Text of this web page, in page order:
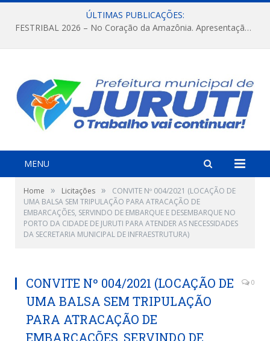
ÚLTIMAS PUBLICAÇÕES:
FESTRIBAL 2026 – No Coração da Amazônia. Apresentação da Munduruku.
MENU
Home » Licitações »
CONVITE Nº 004/2021 (LOCAÇÃO DE
UMA BALSA SEM TRIPULAÇÃO PARA ATRACAÇÃO DE
EMBARCAÇÕES, SERVINDO DE EMBARQUE E DESEMBARQUE NO
PORTO DA CIDADE DE JURUTI PARA ATENDER AS NECESSIDADES
DA SECRETARIA MUNICIPAL DE INFRAESTRUTURA)
CONVITE Nº 004/2021 (LOCAÇÃO DE
UMA BALSA SEM TRIPULAÇÃO
PARA ATRACAÇÃO DE
EMBARCAÇÕES, SERVINDO DE
0